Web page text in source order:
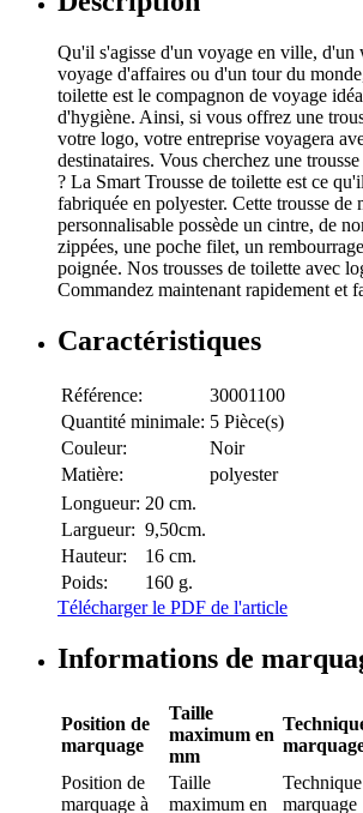
Qu'il s'agisse d'un voyage en ville, d'un
voyage d'affaires ou d'un tour du
toilette est le compagnon de voyage
d'hygiène. Ainsi, si vous offrez une
votre logo, votre entreprise voyagera
destinataires. Vous cherchez une
? La Smart Trousse de toilette est ce
fabriquée en polyester. Cette trousse de
personnalisable possède un cintre, de
zippées, une poche filet, un
poignée. Nos trousses de toilette avec
Commandez maintenant rapidement et
Caractéristiques
Référence:
30001100
Quantité minimale: 5 Pièce(s)
Couleur:
Noir
Matière:
polyester
Longueur: 20 cm.
Largueur: 9,50cm.
Hauteur:
16 cm.
Poids:
160 g.
Télécharger le PDF de l'article
Informations de
Position de
marquage
Taille
maximum en
mm
Position de
marquage à
Taille
maximum en
marquage